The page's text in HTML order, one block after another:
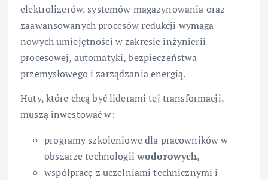
elektrolizerów, systemów magazynowania oraz
zaawansowanych procesów redukcji wymaga
nowych umiejętności w zakresie inżynierii
procesowej, automatyki, bezpieczeństwa
przemysłowego i zarządzania energią.
Huty, które chcą być liderami tej transformacji,
muszą inwestować w:
programy szkoleniowe dla pracowników w
obszarze technologiiwodorowych,
współpracę z uczelniami technicznymi i